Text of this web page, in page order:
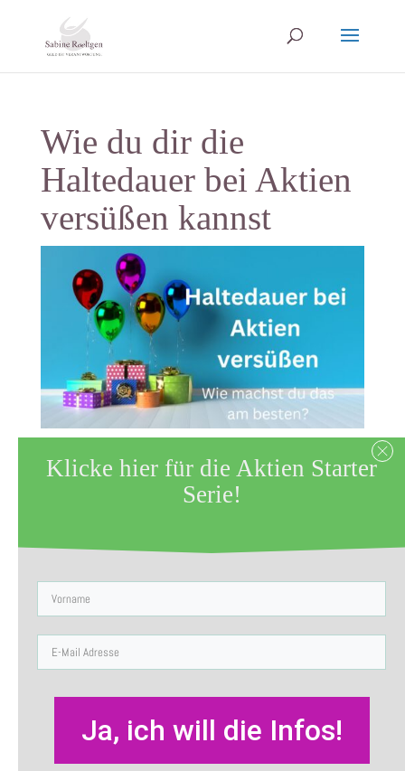
Wie du dir die
Haltedauer bei Aktien
versüßen kannst
Zuletzt aktualisiert am 11. November
Du wartest nicht gern.
Willkommen im Club.
Das geht den meisten so. Wir wollen
alles sofort!
Klicke hier für die Aktien Starter
Serie!
Ja, ich will die Infos!